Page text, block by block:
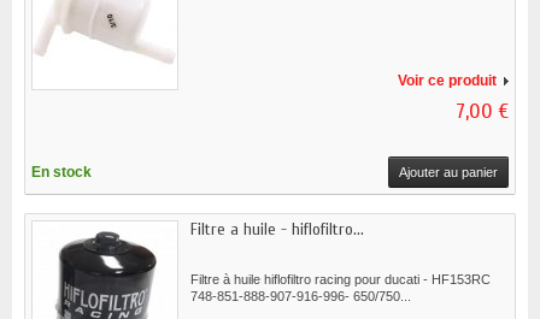
Voir ce produit
7,00 €
En stock Ajouter au panier
Filtre a huile - hiflofiltro...
Filtre à huile hiflofiltro racing pour ducati - HF153RC
748-851-888-907-916-996- 650/750...